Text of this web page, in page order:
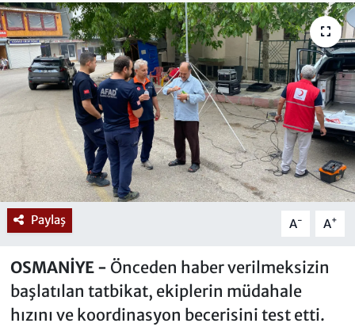
Paylaş A- A+
OSMANİYE - Önceden haber verilmeksizin
başlatılan tatbikat, ekiplerin müdahale
hızını ve koordinasyon becerisini test etti.